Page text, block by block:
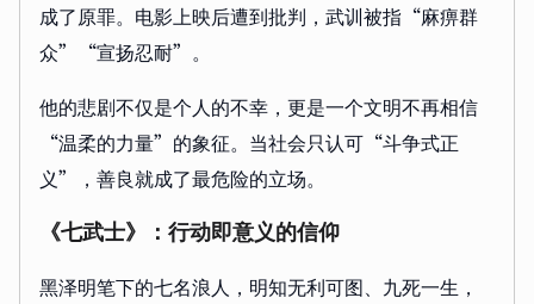
成了原罪。电影上映后遭到批判，武训被指“麻痹群
众”“宣扬忍耐”。
他的悲剧不仅是个人的不幸，更是一个文明不再相信
“温柔的力量”的象征。当社会只认可“斗争式正
义”，善良就成了最危险的立场。
《七武士》：行动即意义的信仰
黑泽明笔下的七名浪人，明知无利可图、九死一生，